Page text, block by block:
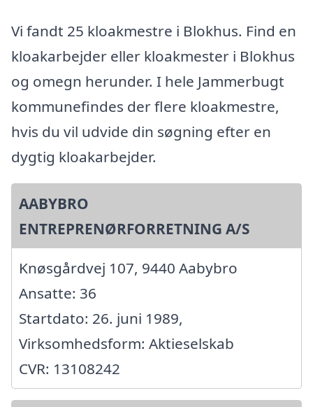
Vi fandt 25 kloakmestre i Blokhus. Find en
kloakarbejder eller kloakmester i Blokhus
og omegn herunder. I hele Jammerbugt
kommunefindes der flere kloakmestre,
hvis du vil udvide din søgning efter en
dygtig kloakarbejder.
AABYBRO
ENTREPRENØRFORRETNING A/S
Knøsgårdvej 107, 9440 Aabybro
Ansatte: 36
Startdato: 26. juni 1989,
Virksomhedsform: Aktieselskab
CVR: 13108242